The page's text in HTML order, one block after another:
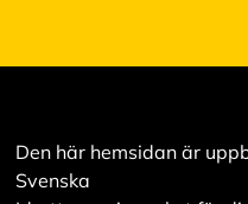
Den här hemsidan är
Svenska